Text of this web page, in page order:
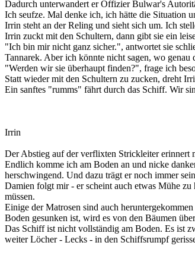
Dadurch unterwandert er Offizier Bulwar's
Ich seufze. Mal denke ich, ich hätte die Situation
Irrin steht an der Reling und sieht sich um. Ich
Irrin zuckt mit den Schultern, dann gibt sie ein
"Ich bin mir nicht ganz sicher.", antwortet sie
Tannarek. Aber ich könnte nicht sagen, wo
"Werden wir sie überhaupt finden?", frage ich
Statt wieder mit den Schultern zu zucken, dreht
Ein sanftes "rumms" fährt durch das Schiff. Wir
Irrin
Der Abstieg auf der verflixten Strickleiter erinnert
Endlich komme ich am Boden an und nicke
herschwingend. Und dazu trägt er noch immer
Damien folgt mir - er scheint auch etwas Mühe
müssen.
Einige der Matrosen sind auch
Boden gesunken ist, wird es von den Bäumen
Das Schiff ist nicht vollständig am Boden. Es ist
weiter Löcher - Lecks - in den Schiffsrumpf